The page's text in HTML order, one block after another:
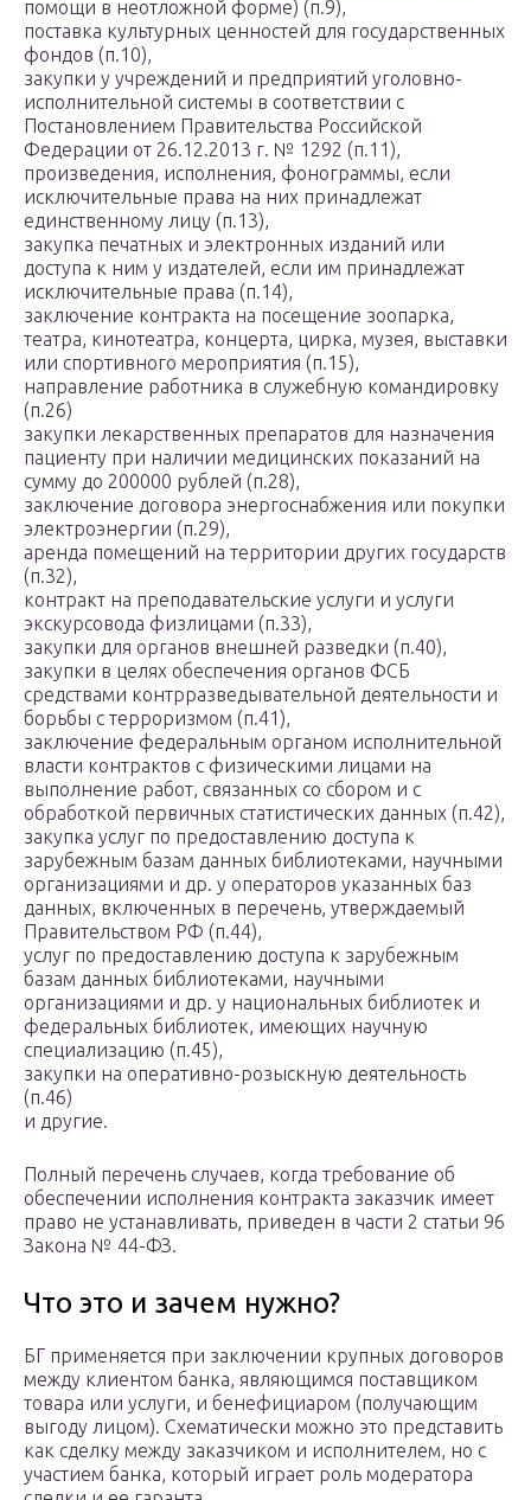
помощи в неотложной форме) (п.9),
поставка культурных ценностей для государственных
фондов (п.10),
закупки у учреждений и предприятий уголовно-
исполнительной системы в соответствии с
Постановлением Правительства Российской
Федерации от 26.12.2013 г. № 1292 (п.11),
произведения, исполнения, фонограммы, если
исключительные права на них принадлежат
единственному лицу (п.13),
закупка печатных и электронных изданий или
доступа к ним у издателей, если им принадлежат
исключительные права (п.14),
заключение контракта на посещение зоопарка,
театра, кинотеатра, концерта, цирка, музея, выставки
или спортивного мероприятия (п.15),
направление работника в служебную командировку
(п.26)
закупки лекарственных препаратов для назначения
пациенту при наличии медицинских показаний на
сумму до 200000 рублей (п.28),
заключение договора энергоснабжения или покупки
электроэнергии (п.29),
аренда помещений на территории других государств
(п.32),
контракт на преподавательские услуги и услуги
экскурсовода физлицами (п.33),
закупки для органов внешней разведки (п.40),
закупки в целях обеспечения органов ФСБ
средствами контрразведывательной деятельности и
борьбы с терроризмом (п.41),
заключение федеральным органом исполнительной
власти контрактов с физическими лицами на
выполнение работ, связанных со сбором и с
обработкой первичных статистических данных (п.42),
закупка услуг по предоставлению доступа к
зарубежным базам данных библиотеками, научными
организациями и др. у операторов указанных баз
данных, включенных в перечень, утверждаемый
Правительством РФ (п.44),
услуг по предоставлению доступа к зарубежным
базам данных библиотеками, научными
организациями и др. у национальных библиотек и
федеральных библиотек, имеющих научную
специализацию (п.45),
закупки на оперативно-розыскную деятельность
(п.46)
и другие.
Полный перечень случаев, когда требование об
обеспечении исполнения контракта заказчик имеет
право не устанавливать, приведен в части 2 статьи 96
Закона № 44-ФЗ.
Что это и зачем нужно?
БГ применяется при заключении крупных договоров
между клиентом банка, являющимся поставщиком
товара или услуги, и бенефициаром (получающим
выгоду лицом). Схематически можно это представить
как сделку между заказчиком и исполнителем, но с
участием банка, который играет роль модератора